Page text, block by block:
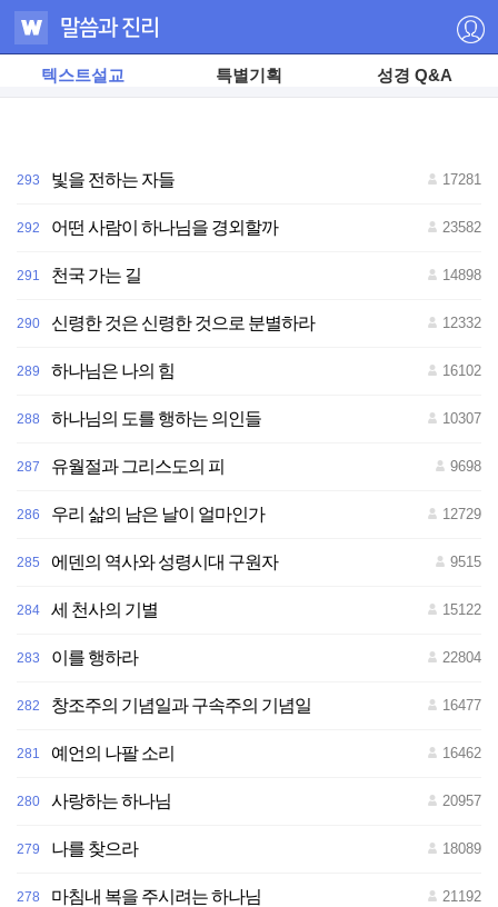
텍스트설교 특별기획 성경 Q&A
작
ⓒ
님
회
전
재
금
지
293 빛을 전하는 자들 17281
292 어떤 사람이 하나님을 경외할까 23582
291 천국 가는 길 14898
290 신령한 것은 신령한 것으로 분별하라 12332
289 하나님은 나의 힘 16102
288 하나님의 도를 행하는 의인들 10307
287 유월절과 그리스도의 피 9698
286 우리 삶의 남은 날이 얼마인가 12729
285 에덴의 역사와 성령시대 구원자 9515
284 세 천사의 기별 15122
283 이를 행하라 22804
282 창조주의 기념일과 구속주의 기념일 16477
281 예언의 나팔 소리 16462
280 사랑하는 하나님 20957
279 나를 찾으라 18089
278 마침내 복을 주시려는 하나님 21192